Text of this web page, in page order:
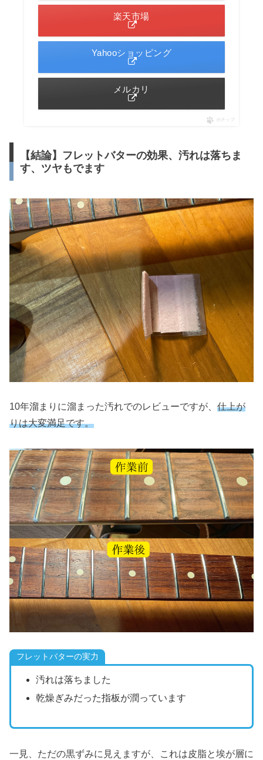
楽天市場
Yahooショッピング
メルカリ
ポチップ
【結論】フレットバターの効果、汚れは落ちま
す、ツヤもでます
10年溜まりに溜まった汚れでのレビューですが、 仕上が
りは大変満足です。
フレットバターの実力
汚れは落ちました
乾燥ぎみだった指板が潤っています
一見、ただの黒ずみに見えますが、これは皮脂と埃が層に